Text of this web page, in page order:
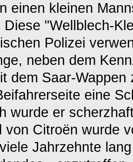
einen kleinen
Diese "Wellblech-
Polizei
neben dem
dem Saar-
eine
wurde er
von Citroën wurde
Jahrzehnte